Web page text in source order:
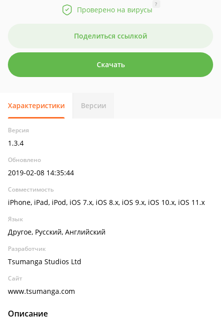
Проверено на вирусы
?
Поделиться ссылкой
Скачать
Характеристики Версии
Версия
1.3.4
Обновлено
2019-02-08 14:35:44
Совместимость
iPhone, iPad, iPod, iOS 7.x, iOS 8.x, iOS 9.x, iOS 10.x, iOS 11.x
Язык
Другое, Русский, Английский
Разработчик
Tsumanga Studios Ltd
Сайт
www.tsumanga.com
Описание